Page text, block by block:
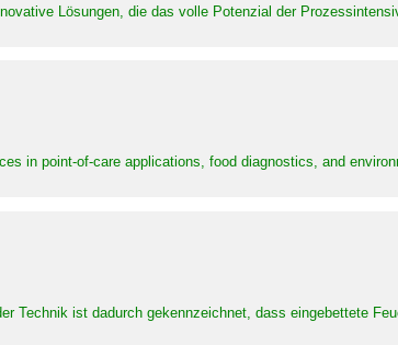
Lösungen, die das volle Potenzial der
in point-of-care applications, food diagnostics, and
Technik ist dadurch gekennzeichnet, dass eingebettete